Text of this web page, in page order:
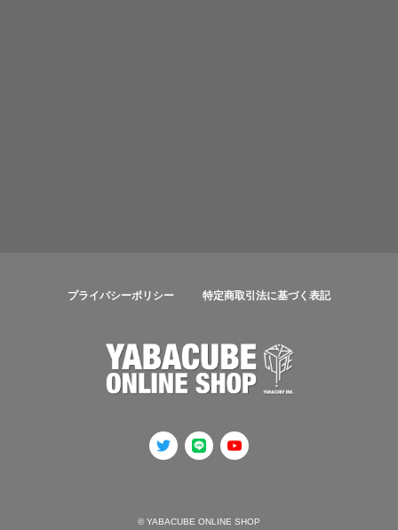
プライバシーポリシー 特定商取引法に基づく表記
© YABACUBE ONLINE SHOP